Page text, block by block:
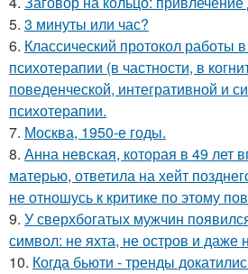
5. 3 минуты или час?
6. Классический протокол работы
психотерапии (в частности, в
поведенческой, интегративной и
психотерапии.
7. Москва, 1950-е годы.
8. Анна невская, которая в 49 лет
матерью, ответила на хейт
не отношусь к критике по этому
9. У сверхбогатых мужчин
символ: не яхта, не остров и даже
10. Когда бьюти - тренды